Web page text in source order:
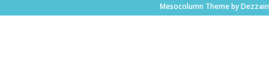
Mesocolumn Theme by Dezzain